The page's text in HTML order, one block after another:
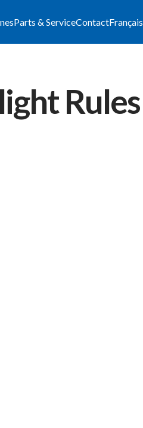
Parts & ServiceContactFrançais
Rules